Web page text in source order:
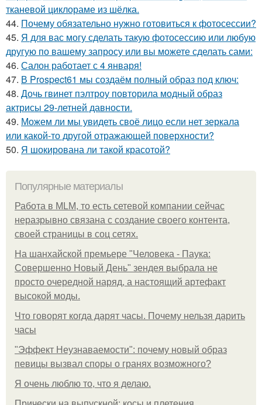
тканевой циклораме из шёлка.
44. Почему обязательно нужно готовиться к фотосессии?
45. Я для вас могу сделать такую фотосессию или любую
другую по вашему запросу или вы можете сделать сами:
46. Салон работает с 4 января!
47. В Prospect61 мы создаём полный образ под ключ:
48. Дочь гвинет пэлтроу повторила модный образ
актрисы 29-летней давности.
49. Можем ли мы увидеть своё лицо если нет зеркала
или какой-то другой отражающей поверхности?
50. Я шокирована ли такой красотой?
Популярные материалы
Работа в MLM, то есть сетевой компании сейчас
неразрывно связана с создание своего контента,
своей страницы в соц сетях.
На шанхайской премьере "Человека - Паука:
Совершенно Новый День" зендея выбрала не
просто очередной наряд, а настоящий артефакт
высокой моды.
Что говорят когда дарят часы. Почему нельзя дарить
часы
"Эффект Неузнаваемости": почему новый образ
певицы вызвал споры о гранях возможного?
Я очень люблю то, что я делаю.